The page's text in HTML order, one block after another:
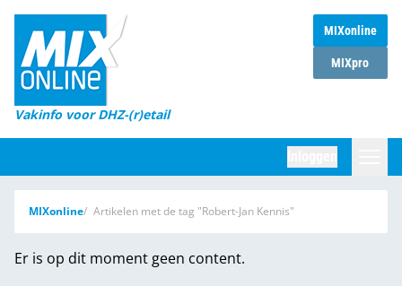
MIXonline
MIXpro
Vakinfo voor DHZ-(r)etail
Home
Magazines
DHZ Sessie
Marktcijfers
Word abonnee
MIXonline Artikelen met de tag "Robert-Jan Kennis"
Er is op dit moment geen content.